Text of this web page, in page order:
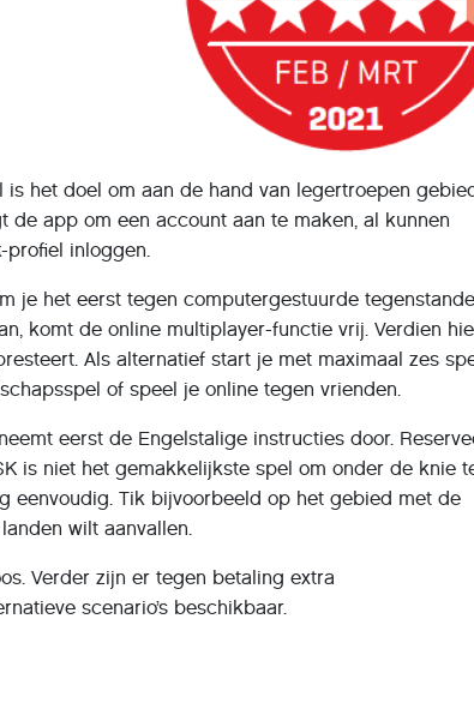
het doel om aan de hand van legertroepen
de app om een account aan te maken, al kunnen
inloggen.
je het eerst tegen computergestuurde
komt de online multiplayer-functie vrij. Verdien
Als alternatief start je met maximaal zes
of speel je online tegen vrienden.
eerst de Engelstalige instructies door.
is niet het gemakkelijkste spel om onder de knie
eenvoudig. Tik bijvoorbeeld op het gebied met de
wilt aanvallen.
Verder zijn er tegen betaling extra
scenario’s beschikbaar.